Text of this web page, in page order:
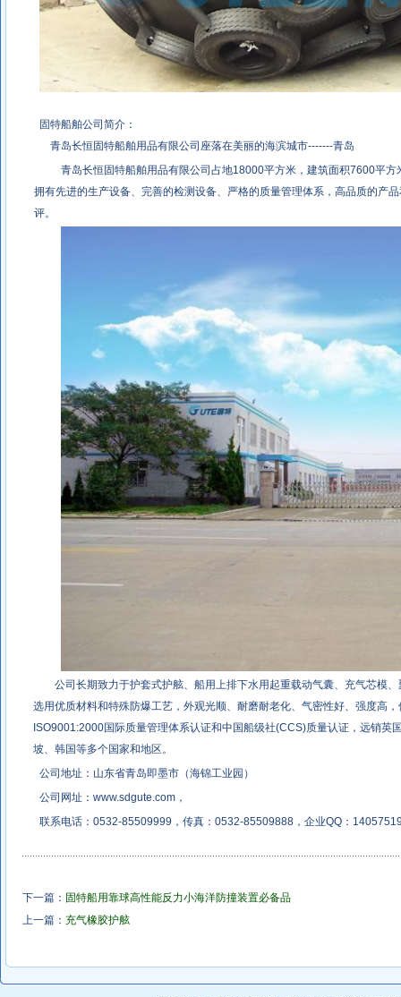
固特船舶公司简介：
青岛长恒固特船舶用品有限公司座落在美丽的海滨城市-------青岛
青岛长恒固特船舶用品有限公司占地18000平方米，建筑面积7600平
拥有先进的生产设备、完善的检测设备、严格的质量管理体系，高品质的产
评。
公司长期致力于护套式护舷、船用上排下水用起重载动气囊、充气芯模
选用优质材料和特殊防爆工艺，外观光顺、耐磨耐老化、气密性好、强度高
ISO9001:2000国际质量管理体系认证和中国船级社(CCS)质量认证，远销英
坡、韩国等多个国家和地区。
公司地址：山东省青岛即墨市（海锦工业园）
公司网址： www.sdgute.com ，
联系电话：0532-85509999，传真：0532-85509888，企业QQ：
下一篇： 固特船用靠球高性能反力小海洋防撞装置必备品
上一篇： 充气橡胶护舷